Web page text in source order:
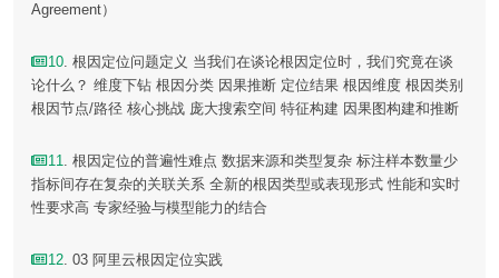
Agreement）
10. 根因定位问题定义 当我们在谈论根因定位时，我们究竟在谈
论什么？ 维度下钻 根因分类 因果推断 定位结果 根因维度 根因类别
根因节点/路径 核心挑战 庞大搜索空间 特征构建 因果图构建和推断
11. 根因定位的普遍性难点 数据来源和类型复杂 标注样本数量少
指标间存在复杂的关联关系 全新的根因类型或表现形式 性能和实时
性要求高 专家经验与模型能力的结合
12. 03 阿里云根因定位实践